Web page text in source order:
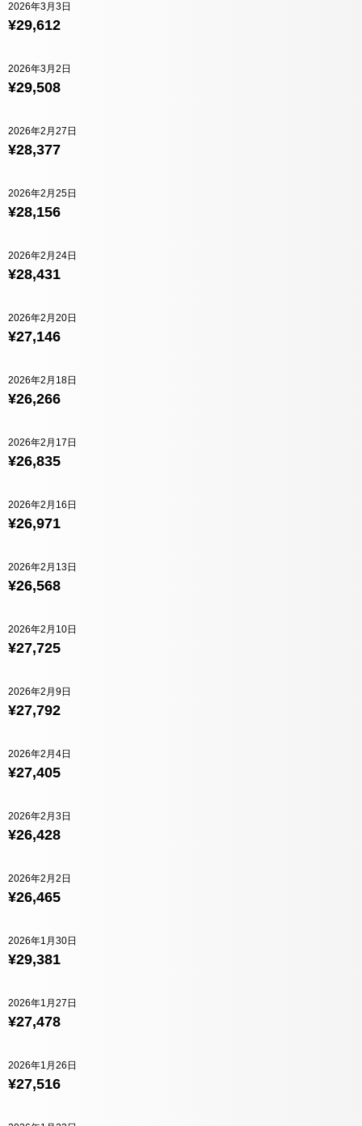
¥29,612
2026年3月3日
¥29,508
2026年3月2日
¥28,377
2026年2月27日
¥28,156
2026年2月25日
¥28,431
2026年2月24日
¥27,146
2026年2月20日
¥26,266
2026年2月18日
¥26,835
2026年2月17日
¥26,971
2026年2月16日
¥26,568
2026年2月13日
¥27,725
2026年2月10日
¥27,792
2026年2月9日
¥27,405
2026年2月4日
¥26,428
2026年2月3日
¥26,465
2026年2月2日
¥29,381
2026年1月30日
¥27,478
2026年1月27日
¥27,516
2026年1月26日